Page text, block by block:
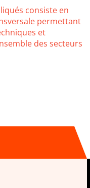
consiste en
permettant
et
des secteurs